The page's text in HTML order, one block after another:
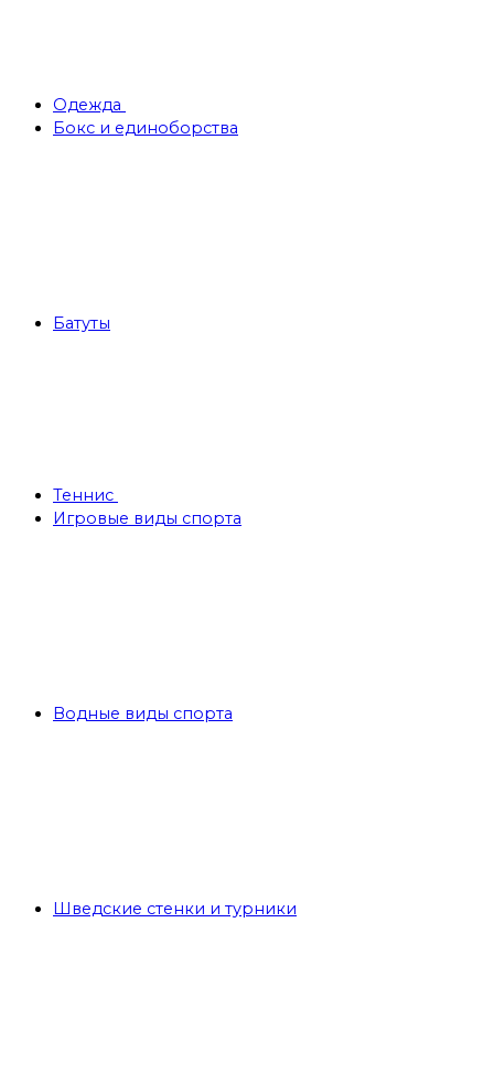
Одежда
Бокс и единоборства
Батуты
Теннис
Игровые виды спорта
Водные виды спорта
Шведские стенки и турники